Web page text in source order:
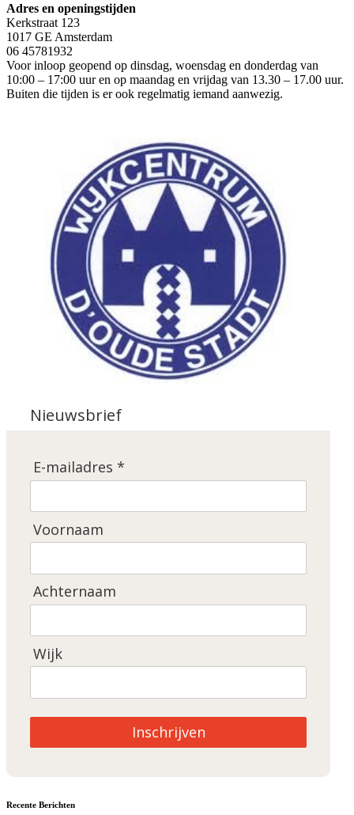
Adres en openingstijden
Kerkstraat 123
1017 GE Amsterdam
06 45781932
Voor inloop geopend op dinsdag, woensdag en donderdag van
10:00 – 17:00 uur en op maandag en vrijdag van 13.30 – 17.00 uur.
Buiten die tijden is er ook regelmatig iemand aanwezig.
Nieuwsbrief
E-mailadres *
Voornaam
Achternaam
Wijk
Inschrijven
Recente Berichten